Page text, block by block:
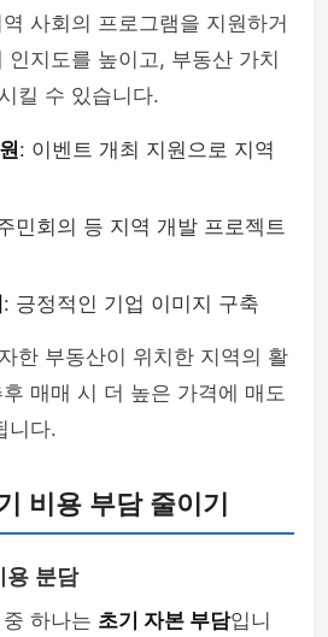
사회의 프로그램을 지원하거
인지도를 높이고, 부동산 가치
킬 수 있습니다.
: 이벤트 개최 지원으로 지역
민회의 등 지역 개발 프로젝트
: 긍정적인 기업 이미지 구축
한 부동산이 위치한 지역의 활
매매 시 더 높은 가격에 매도
니다.
비용 부담 줄이기
용 분담
하나는 초기 자본 부담입니